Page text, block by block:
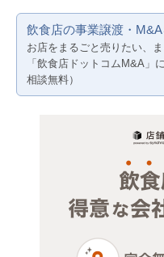
賃料20万円以下
医療・歯科・クリニック
物販・小売
兵庫
飲食店の事業譲渡・
お店をまるごと売りたい、
「飲食店ドットコムM&A」
相談無料）